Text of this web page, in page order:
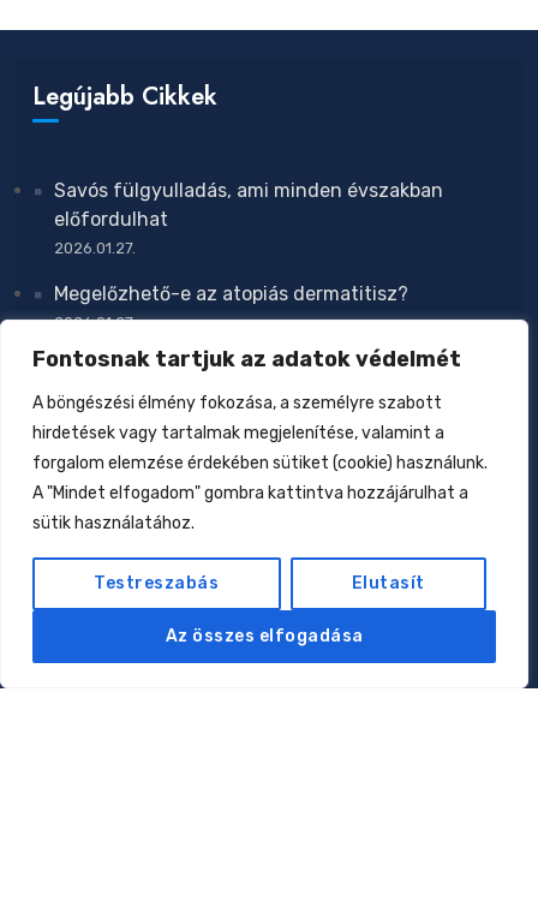
Fontosnak tartjuk az adatok védelmét
A böngészési élmény fokozása, a személyre szabott
hirdetések vagy tartalmak megjelenítése, valamint a
forgalom elemzése érdekében sütiket (cookie) használunk.
A "Mindet elfogadom" gombra kattintva hozzájárulhat a
sütik használatához.
Testreszabás Elutasít
Az összes elfogadása
Legújabb Cikkek
Savós fülgyulladás, ami minden évszakban
előfordulhat
2026.01.27.
Megelőzhető-e az atopiás dermatitisz?
2026.01.27.
Zavar a növekedésben
2026.01.27.
Csecsemőtáplálás az elmúlt 160 évben
2026.01.17.
Allergiák: kell-e nekünk az eliminációs diéta?